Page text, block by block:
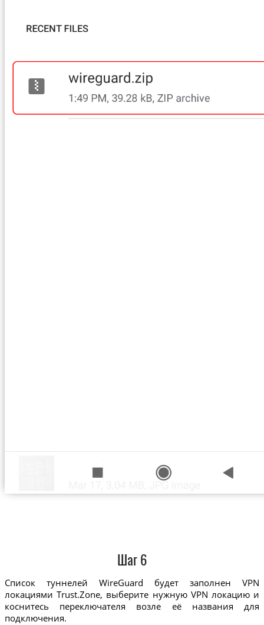
Шаг 6
Список туннелей WireGuard будет заполнен VPN
локациями Trust.Zone, выберите нужную VPN локацию и
коснитесь переключателя возле её названия для
подключения.